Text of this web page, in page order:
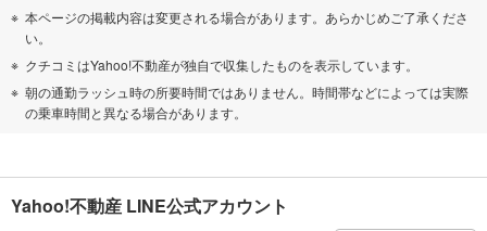
本ページの掲載内容は変更される場合があります。あらかじめご了承くださ
い。
クチコミはYahoo!不動産が独自で収集したものを表示しています。
朝の通勤ラッシュ時の所要時間ではありません。時間帯などによっては実際
の乗車時間と異なる場合があります。
Yahoo!不動産 LINE公式アカウント